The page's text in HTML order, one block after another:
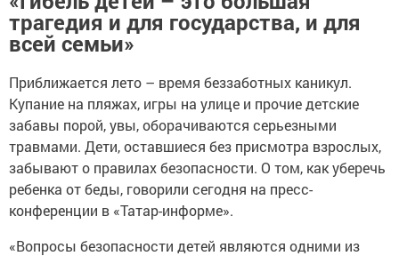
трагедия и для государства, и для
всей семьи»
Приближается лето – время беззаботных каникул.
Купание на пляжах, игры на улице и прочие детские
забавы порой, увы, оборачиваются серьезными
травмами. Дети, оставшиеся без присмотра взрослых,
забывают о правилах безопасности. О том, как уберечь
ребенка от беды, говорили сегодня на пресс-
конференции в «Татар-информе».
«Вопросы безопасности детей являются одними из